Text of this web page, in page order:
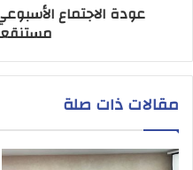
عودة الاجتماع
مقالات ذات صلة